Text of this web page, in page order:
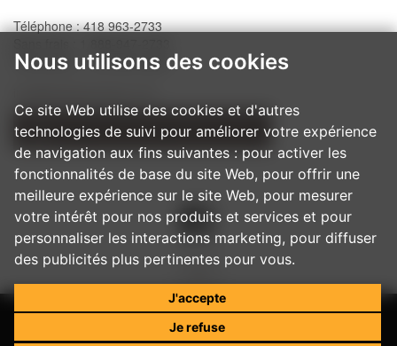
Nous utilisons des cookies
Ce site Web utilise des cookies et d'autres
technologies de suivi pour améliorer votre expérience
de navigation aux fins suivantes : pour activer les
fonctionnalités de base du site Web, pour offrir une
meilleure expérience sur le site Web, pour mesurer
votre intérêt pour nos produits et services et pour
personnaliser les interactions marketing, pour diffuser
des publicités plus pertinentes pour vous.
J'accepte
Je refuse
Téléphone : 418 963-2733
Télécopieur : 418 963-2200
NOS PROCÉDURES D'INSTALLATION
Belisle - Portes et fenêtres architecturales